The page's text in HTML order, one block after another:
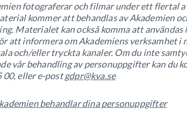
fotograferar och filmar under ett flertal
kommer att behandlas av Akademien
Materialet kan också komma att användas
att informera om Akademiens verksamhet i
och/eller tryckta kanaler. Om du inte
vår behandling av personuppgifter kan du
00, eller e-postgdpr@kva.se
behandlar dina personuppgifter